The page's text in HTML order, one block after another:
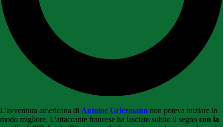
L'avventura americana di Antoine Griezmann non poteva iniziare in
modo migliore. L'attaccante francese ha lasciato subito il segno con la